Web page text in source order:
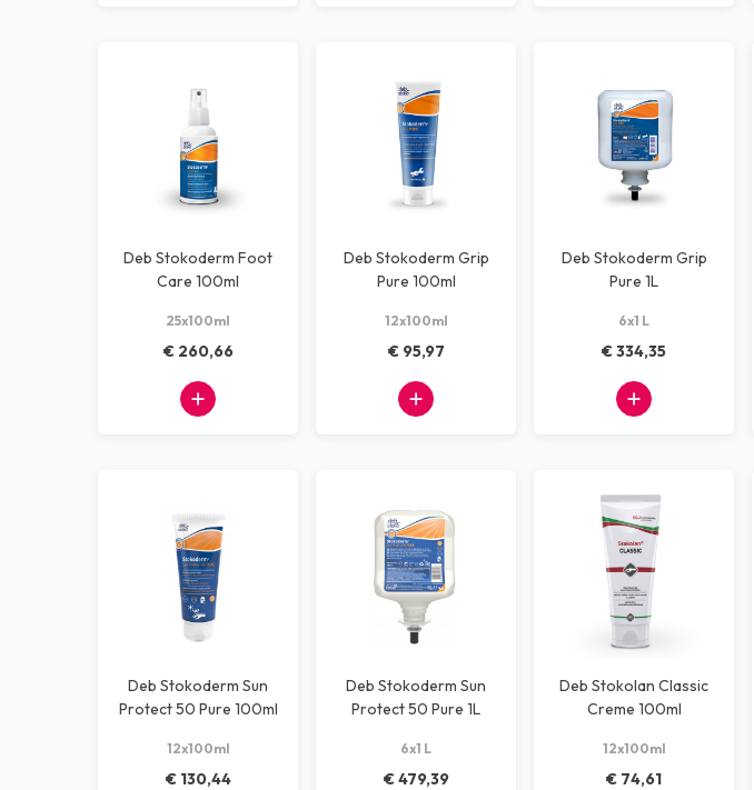
Deb Stokoderm Foot
Care 100ml
25x100ml
€ 260,66
Deb Stokoderm Grip
Pure 100ml
12x100ml
€ 95,97
Deb Stokoderm Grip
Pure 1L
6x1 L
€ 334,35
Deb Stokoderm Sun
Protect 50 Pure 100ml
12x100ml
€ 130,44
Deb Stokoderm Sun
Protect 50 Pure 1L
6x1 L
€ 479,39
Deb Stokolan Classic
Creme 100ml
12x100ml
€ 74,61